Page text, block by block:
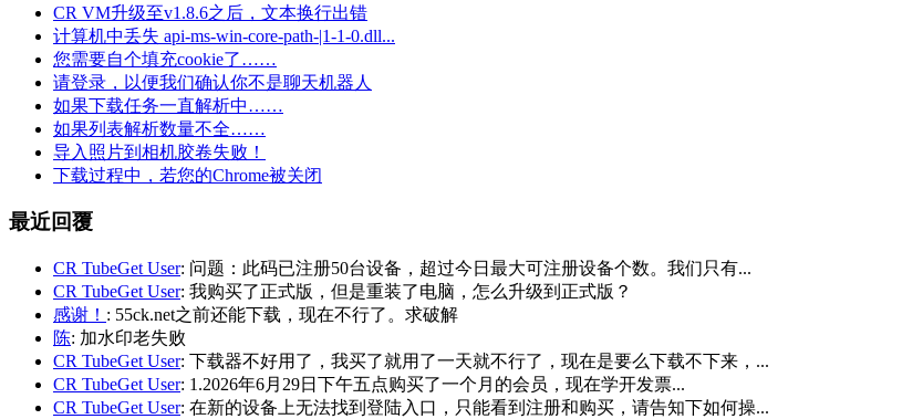
CR VM升级至v1.8.6之后，文本换行出错
计算机中丢失 api-ms-win-core-path-|1-1-0.dll...
您需要自个填充cookie了……
请登录，以便我们确认你不是聊天机器人
如果下载任务一直解析中……
如果列表解析数量不全……
导入照片到相机胶卷失败！
下载过程中，若您的Chrome被关闭
最近回覆
CR TubeGet User: 问题：此码已注册50台设备，超过今日最大可注册设备个数。我们只有...
CR TubeGet User: 我购买了正式版，但是重装了电脑，怎么升级到正式版？
感谢！ : 55ck.net之前还能下载，现在不行了。求破解
陈: 加水印老失败
CR TubeGet User: 下载器不好用了，我买了就用了一天就不行了，现在是要么下载不下来，...
CR TubeGet User: 1.2026年6月29日下午五点购买了一个月的会员，现在学开发票...
CR TubeGet User: 在新的设备上无法找到登陆入口，只能看到注册和购买，请告知下如何操...